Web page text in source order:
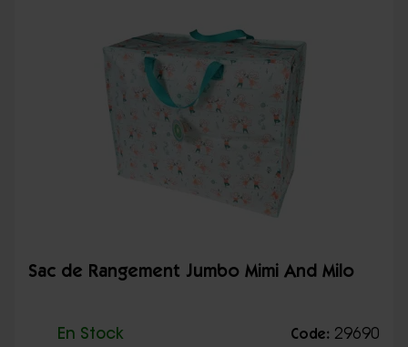
Sac de Rangement Jumbo Mimi And Milo
En Stock Code: 29690